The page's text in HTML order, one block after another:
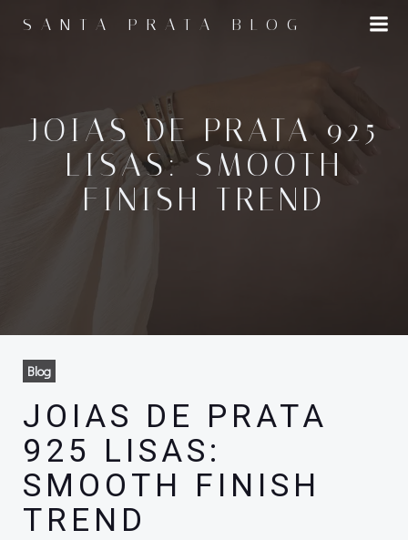
para
SANTA PRATA BLOG
JOIAS DE PRATA 925
LISAS: SMOOTH
FINISH TREND
Blog
JOIAS DE PRATA
925 LISAS:
SMOOTH FINISH
TREND